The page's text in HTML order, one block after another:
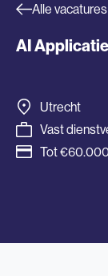
Alle vacatures
AI
Utrecht
Vast
Tot